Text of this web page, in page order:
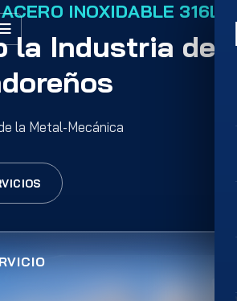
la Industria de
la Metal-Mecánica